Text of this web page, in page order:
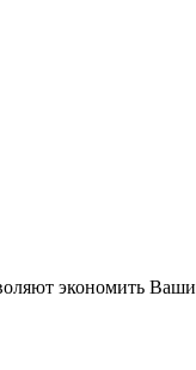
экономить Ваши